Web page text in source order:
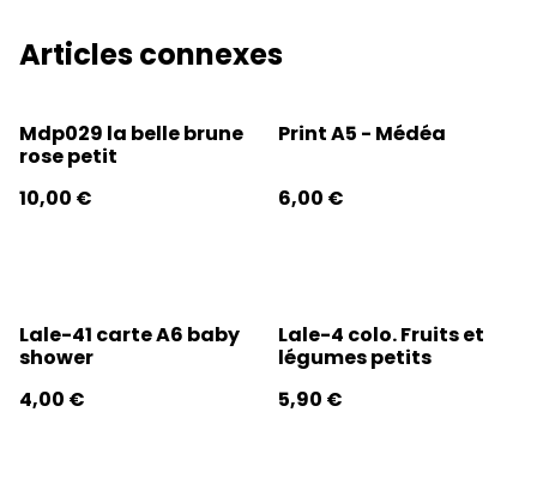
Articles connexes
Mdp029 la belle brune
rose petit
10,00 €
Print A5 - Médéa
6,00 €
Lale-41 carte A6 baby
shower
4,00 €
Lale-4 colo. Fruits et
légumes petits
5,90 €